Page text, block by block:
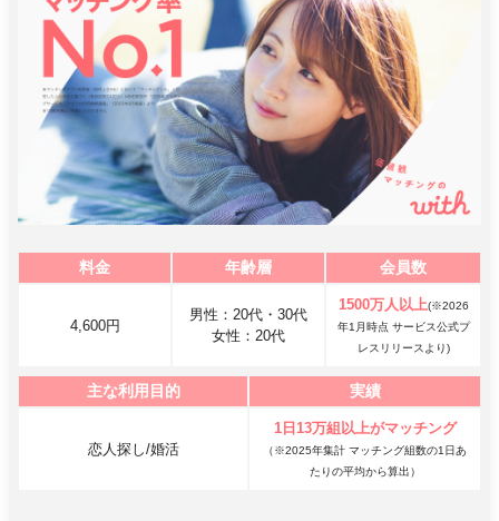
料金 年齢層 会員数
4,600円
男性：20代・30代
女性：20代
1500万人以上(※2026
年1月時点 サービス公式プ
レスリリースより)
主な利用目的 実績
恋人探し/婚活
1日13万組以上がマッチング
（※2025年集計 マッチング組数の1日あ
たりの平均から算出）